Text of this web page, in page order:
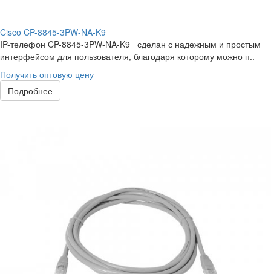
Cisco CP-8845-3PW-NA-K9=
IP-телефон CP-8845-3PW-NA-K9= сделан с надежным и простым
интерфейсом для пользователя, благодаря которому можно п..
Получить оптовую цену
Подробнее